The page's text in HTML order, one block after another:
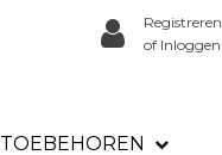
Registreren
of Inloggen
TOEBEHOREN